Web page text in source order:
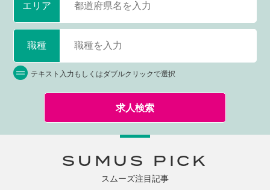
エリア
テキスト入力もしくはダブルクリックで選択
職種
求人検索
SUMUS PICK
スムーズ注目記事